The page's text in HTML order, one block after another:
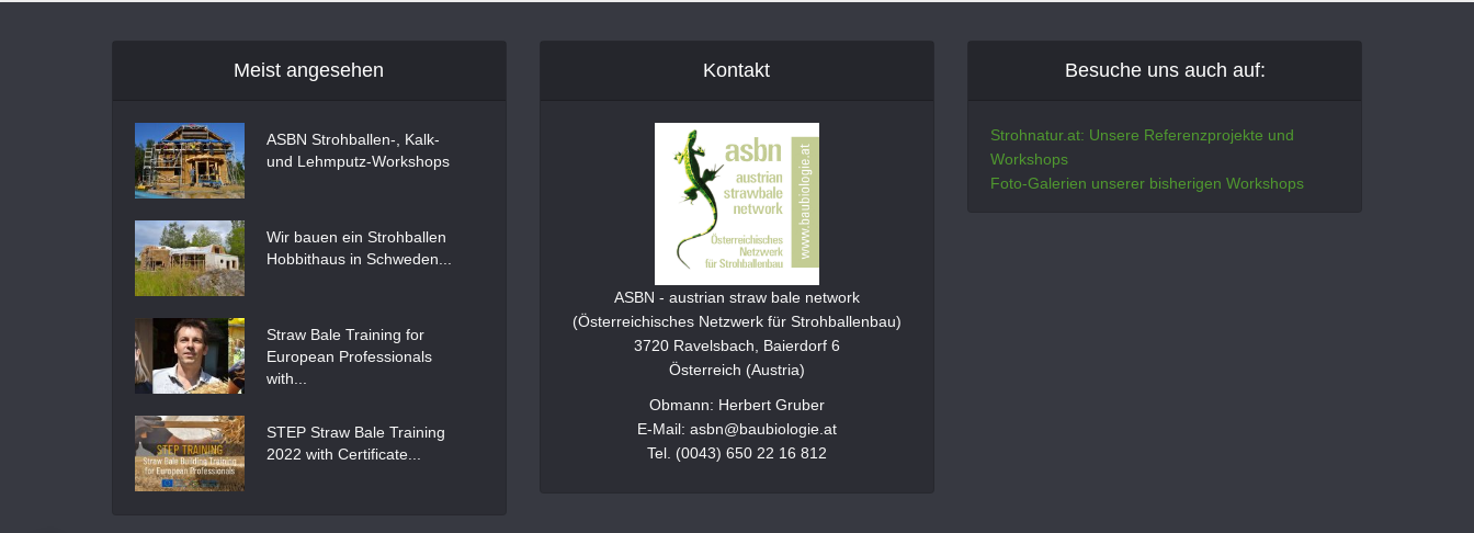
Meist angesehen
ASBN Strohballen-, Kalk-
und Lehmputz-Workshops
Wir bauen ein Strohballen
Hobbithaus in Schweden...
Straw Bale Training for
European Professionals
with...
STEP Straw Bale Training
2022 with Certificate...
Kontakt
ASBN - austrian straw bale network
(Österreichisches Netzwerk für Strohballenbau)
3720 Ravelsbach, Baierdorf 6
Österreich (Austria)
Obmann: Herbert Gruber
E-Mail: asbn@baubiologie.at
Tel. (0043) 650 22 16 812
Besuche uns auch auf:
Strohnatur.at: Unsere Referenzprojekte und
Workshops
Foto-Galerien unserer bisherigen Workshops